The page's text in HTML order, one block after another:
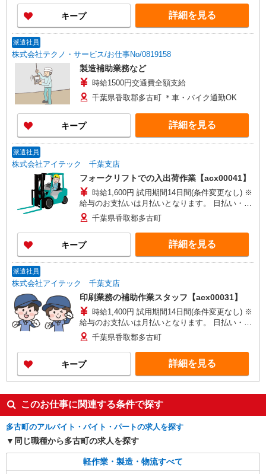
キープ 詳細を見る
派遣社員
株式会社テクノ・サービス/お仕事No/0819158
製造補助業務など
時給1500円交通費全額支給
千葉県香取郡多古町 ＊車・バイク通勤OK
キープ 詳細を見る
派遣社員
株式会社アイテック 千葉支店
フォークリフトでの入出荷作業【acx00041】
時給1,600円 試用期間14日間(条件変更なし) ※
給与のお支払いは月払いとなります。 日払い・週
払いには対応しておりません。
千葉県香取郡多古町
キープ 詳細を見る
派遣社員
株式会社アイテック 千葉支店
印刷業務の補助作業スタッフ【acx00031】
時給1,400円 試用期間14日間(条件変更なし) ※
給与のお支払いは月払いとなります。 日払い・週
払いには対応しておりません。
千葉県香取郡多古町
キープ 詳細を見る
このお仕事に関連する条件で探す
多古町のアルバイト・バイト・パートの求人を探す
同じ職種から多古町の求人を探す
軽作業・製造・物流すべて